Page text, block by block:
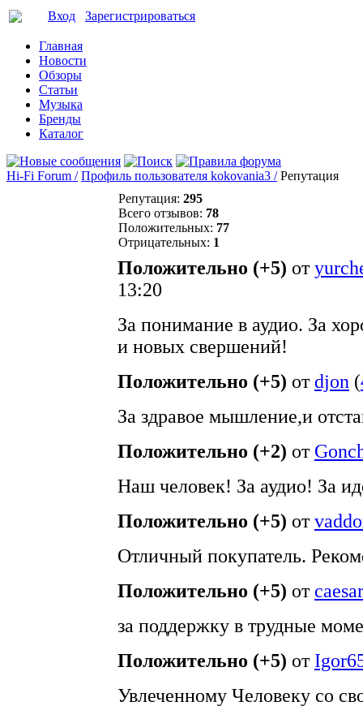
Вход Зарегистрироваться
Главная
Новости
Обзоры
Статьи
Музыка
Бренды
Каталог
Hi-Fi Forum / Профиль пользователя kokovania3 / Репутация
Репутация: 295
Всего отзывов: 78
Положительных: 77
Отрицательных: 1
Положительно (+5) от
13:20
За понимание в аудио. За
и новых свершений!
Положительно (+5) отdjon (
За здравое мышление,и
Положительно (+2) от
Наш человек! За аудио! За
Положительно (+5) от
Отличный покупатель.
Положительно (+5) от caesar
за поддержку в трудные
Положительно (+5) от
Увлеченному Человеку со